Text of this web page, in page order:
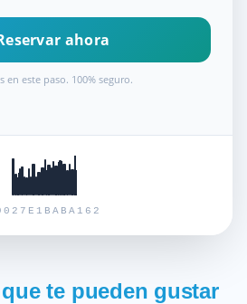
ahora
en este paso. 100% seguro.
te pueden gustar